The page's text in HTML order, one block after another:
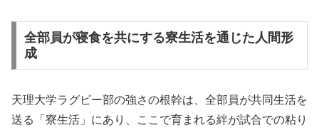
全部員が寝食を共にする寮生活を通じた人間形
成
天理大学ラグビー部の強さの根幹は、全部員が共同生活を
送る「寮生活」にあり、ここで育まれる絆が試合での粘り